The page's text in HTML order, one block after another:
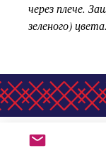
через плече.
зеленого) цвета.